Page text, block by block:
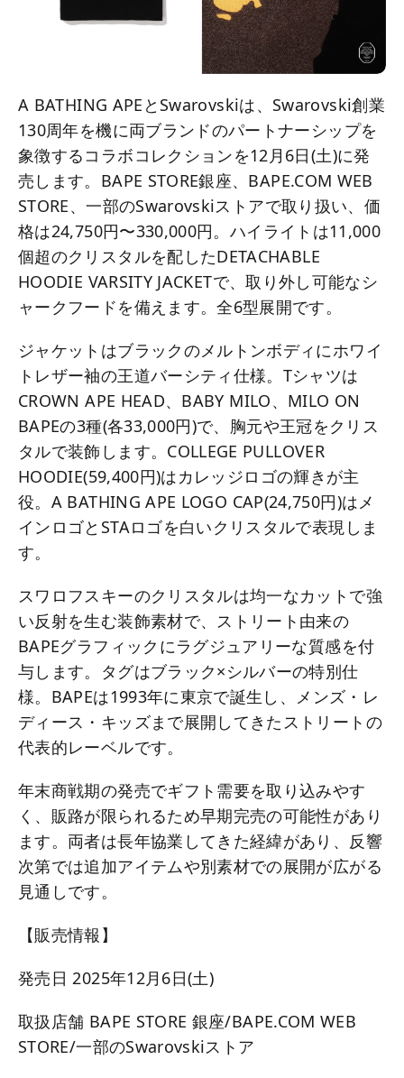
A BATHING APEとSwarovskiは、Swarovski創業
130周年を機に両ブランドのパートナーシップを
象徴するコラボコレクションを12月6日(土)に発
売します。BAPE STORE銀座、BAPE.COM WEB
STORE、一部のSwarovskiストアで取り扱い、価
格は24,750円〜330,000円。ハイライトは11,000
個超のクリスタルを配したDETACHABLE
HOODIE VARSITY JACKETで、取り外し可能なシ
ャークフードを備えます。全6型展開です。
ジャケットはブラックのメルトンボディにホワイ
トレザー袖の王道バーシティ仕様。Tシャツは
CROWN APE HEAD、BABY MILO、MILO ON
BAPEの3種(各33,000円)で、胸元や王冠をクリス
タルで装飾します。COLLEGE PULLOVER
HOODIE(59,400円)はカレッジロゴの輝きが主
役。A BATHING APE LOGO CAP(24,750円)はメ
インロゴとSTAロゴを白いクリスタルで表現しま
す。
スワロフスキーのクリスタルは均一なカットで強
い反射を生む装飾素材で、ストリート由来の
BAPEグラフィックにラグジュアリーな質感を付
与します。タグはブラック×シルバーの特別仕
様。BAPEは1993年に東京で誕生し、メンズ・レ
ディース・キッズまで展開してきたストリートの
代表的レーベルです。
年末商戦期の発売でギフト需要を取り込みやす
く、販路が限られるため早期完売の可能性があり
ます。両者は長年協業してきた経緯があり、反響
次第では追加アイテムや別素材での展開が広がる
見通しです。
【販売情報】
発売日 2025年12月6日(土)
取扱店舗 BAPE STORE 銀座/BAPE.COM WEB
STORE/一部のSwarovskiストア